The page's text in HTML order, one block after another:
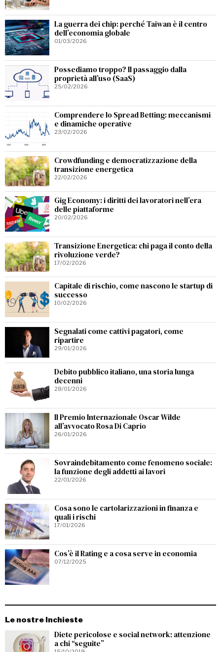
La guerra dei chip: perché Taiwan è il centro
dell’economia globale
01/03/2026
Possediamo troppo? Il passaggio dalla
proprietà all’uso (SaaS)
25/02/2026
Comprendere lo Spread Betting: meccanismi
e dinamiche operative
23/02/2026
Crowdfunding e democratizzazione della
transizione energetica
22/02/2026
Gig Economy: i diritti dei lavoratori nell’era
delle piattaforme
20/02/2026
Transizione Energetica: chi paga il conto della
rivoluzione verde?
17/02/2026
Capitale di rischio, come nascono le startup di
successo
10/02/2026
Segnalati come cattivi pagatori, come
ripartire
29/01/2026
Debito pubblico italiano, una storia lunga
decenni
28/01/2026
Il Premio Internazionale Oscar Wilde
all’avvocato Rosa Di Caprio
26/01/2026
Sovraindebitamento come fenomeno sociale:
la funzione degli addetti ai lavori
22/01/2026
Cosa sono le cartolarizzazioni in finanza e
quali i rischi
17/01/2026
Cos’è il Rating e a cosa serve in economia
07/12/2025
Le nostre Inchieste
Diete pericolose e social network: attenzione
a chi “seguite”